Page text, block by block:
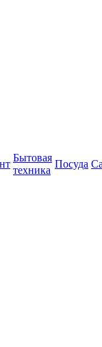
Бытовая
техника
Посуда